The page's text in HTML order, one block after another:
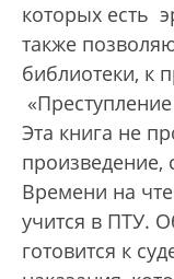
которых есть
также
библиотеки, к
Эта книга не
Времени на
учится в ПТУ.
готовится к